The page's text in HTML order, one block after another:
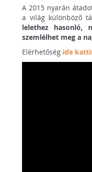
A 2015 nyarán
a világ különböző
lelethez hasonló,
szemlélhet meg a
Elérhetőség ide